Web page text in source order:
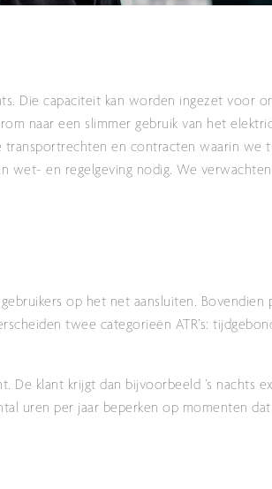
Die capaciteit kan worden ingezet voor
naar een slimmer gebruik van het
transportrechten en contracten waarin we
wet- en regelgeving nodig. We
op het net aansluiten.
twee categorieën ATR’s:
klant krijgt dan bijvoorbeeld ’s nachts
uren per jaar beperken op momenten